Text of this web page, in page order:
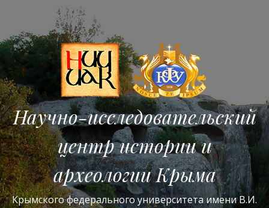
Научно-исследовательский
центр истории и
археологии Крыма
Крымского федерального университета имени В.И.